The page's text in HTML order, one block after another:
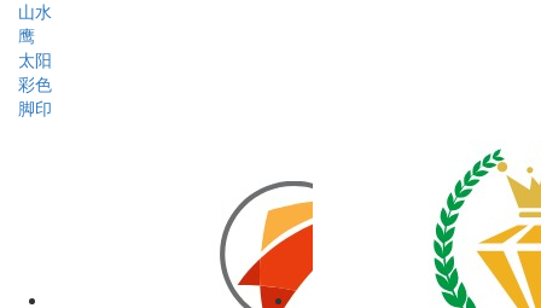
山水
鹰
太阳
彩色
脚印